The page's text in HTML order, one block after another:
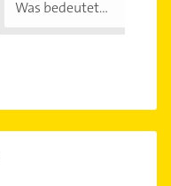
Was bedeutet...